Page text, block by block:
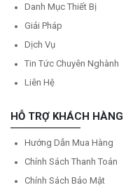
Danh Mục Thiết Bị
Giải Pháp
Dịch Vụ
Tin Tức Chuyên Nghành
Liên Hệ
HỖ TRỢ KHÁCH HÀNG
Hướng Dẫn Mua Hàng
Chính Sách Thanh Toán
Chính Sách Bảo Mật